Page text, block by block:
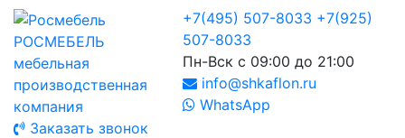
РОСМЕБЕЛЬ
мебельная
производственная
компания
+7(495) 507-8033 +7(925)
507-8033
Пн-Вск с 09:00 до 21:00
info@shkaflon.ru
WhatsApp
Заказать звонок